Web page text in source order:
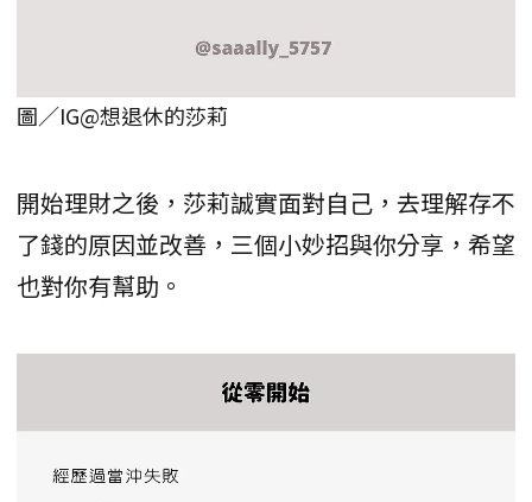
圖／IG@想退休的莎莉
開始理財之後，莎莉誠實面對自己，去理解存不
了錢的原因並改善，三個小妙招與你分享，希望
也對你有幫助。